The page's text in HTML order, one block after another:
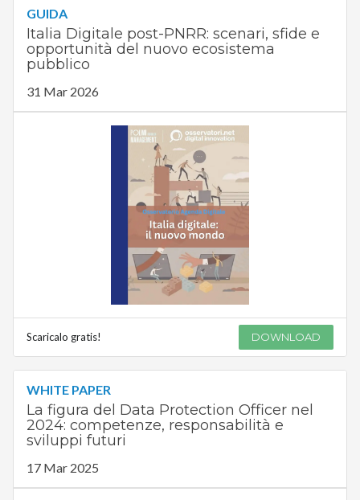
GUIDA
Italia Digitale post-PNRR: scenari, sfide e
opportunità del nuovo ecosistema
pubblico
31 Mar 2026
Scaricalo gratis! DOWNLOAD
WHITE PAPER
La figura del Data Protection Officer nel
2024: competenze, responsabilità e
sviluppi futuri
17 Mar 2025